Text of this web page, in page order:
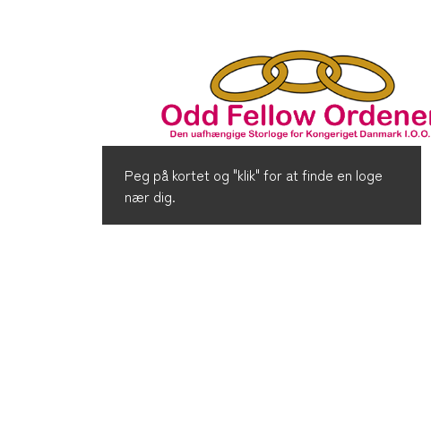
Peg på kortet og "klik" for at finde en loge
nær dig.